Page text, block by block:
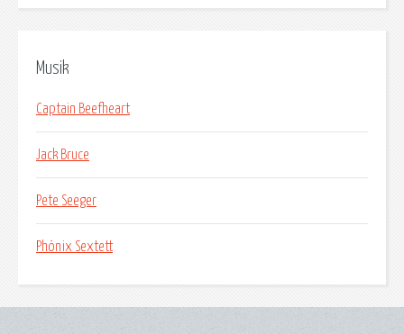
Musik
Captain Beefheart
Jack Bruce
Pete Seeger
Phönix Sextett